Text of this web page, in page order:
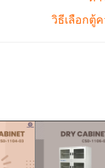
วิธีเลือกตู้